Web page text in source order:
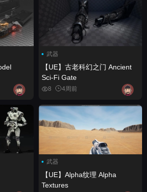
武器
【UE】古老科幻之门 Ancient
Sci-Fi Gate
8 4周前
武器
【UE】Alpha纹理 Alpha
Textures